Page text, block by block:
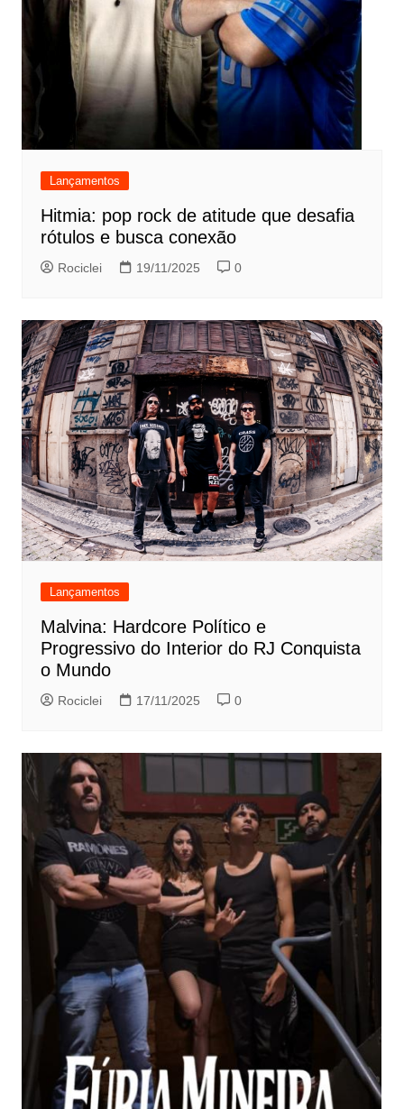
Lançamentos
Hitmia: pop rock de atitude que desafia
rótulos e busca conexão
Rociclei 19/11/2025 0
Lançamentos
Malvina: Hardcore Político e
Progressivo do Interior do RJ Conquista
o Mundo
Rociclei 17/11/2025 0